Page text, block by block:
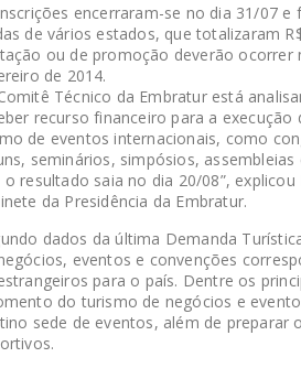
encerraram-se no dia 31/07
de vários estados, que totalizaram
ou de promoção deverão
de 2014.
Técnico da Embratur está
recurso financeiro para a
de eventos internacionais, como
seminários, simpósios,
o resultado saia no dia 20/08”,
da Presidência da Embratur.
dados da última Demanda
eventos e convenções
para o país. Dentre os
do turismo de negócios e
sede de eventos, além de preparar